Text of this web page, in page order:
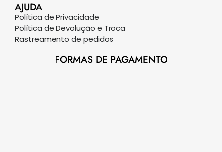
AJUDA
Política de Privacidade
Política de Devolução e Troca
Rastreamento de pedidos
FORMAS DE PAGAMENTO